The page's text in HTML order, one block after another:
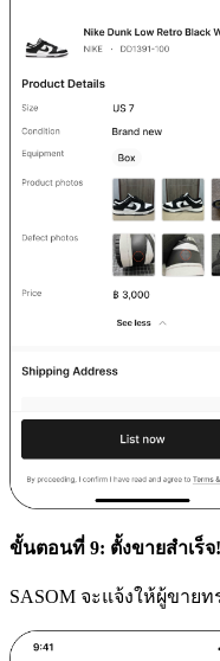
ขั้นตอนที่ 9: ตั้งขายสำเร็จ!
SASOM จะแจ้งให้ผู้ขา